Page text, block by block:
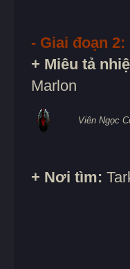
- Giai đoạn
+ Miêu tả
Marlon
Viên Ngọc
+ Nơi tìm: